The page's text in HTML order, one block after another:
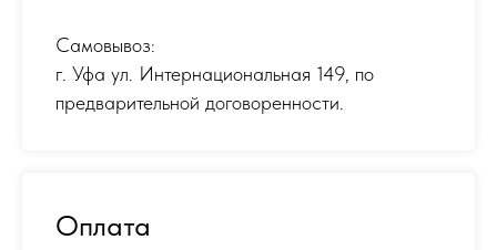
Самовывоз:
г. Уфа ул. Интернациональная 149, по
предварительной договоренности.
Оплата